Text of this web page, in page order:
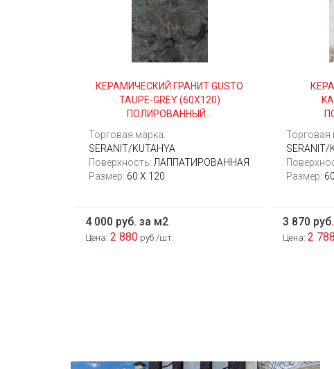
КЕРАМИЧЕСКИЙ ГРАНИТ GUSTO
TAUPE-GREY (60Х120)
ПОЛИРОВАННЫЙ...
Торговая марка:
SERANIT/KUTAHYA
Поверхность: ЛАППАТИРОВАННАЯ
Размер: 60 X 120
4 000 руб. за м2
Цена: 2 880 руб./шт.
Торговая
SERANIT/
Размер:
3 870
Цена: 2 788